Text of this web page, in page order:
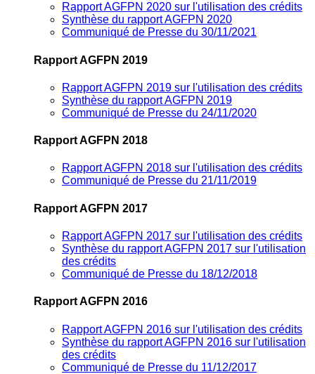
Rapport AGFPN 2020 sur l'utilisation des crédits
Synthèse du rapport AGFPN 2020
Communiqué de Presse du 30/11/2021
Rapport AGFPN 2019
Rapport AGFPN 2019 sur l'utilisation des crédits
Synthèse du rapport AGFPN 2019
Communiqué de Presse du 24/11/2020
Rapport AGFPN 2018
Rapport AGFPN 2018 sur l'utilisation des crédits
Communiqué de Presse du 21/11/2019
Rapport AGFPN 2017
Rapport AGFPN 2017 sur l'utilisation des crédits
Synthèse du rapport AGFPN 2017 sur l'utilisation
des crédits
Communiqué de Presse du 18/12/2018
Rapport AGFPN 2016
Rapport AGFPN 2016 sur l'utilisation des crédits
Synthèse du rapport AGFPN 2016 sur l'utilisation
des crédits
Communiqué de Presse du 11/12/2017